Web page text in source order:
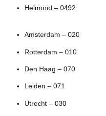
Helmond – 0492
Amsterdam – 020
Rotterdam – 010
Den Haag – 070
Leiden – 071
Utrecht – 030